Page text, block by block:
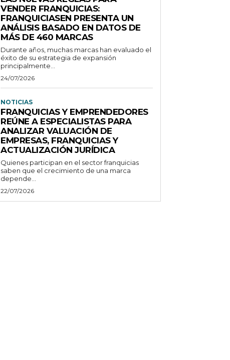
VENDER FRANQUICIAS:
FRANQUICIASEN PRESENTA UN
ANÁLISIS BASADO EN DATOS DE
MÁS DE 460 MARCAS
Durante años, muchas marcas han evaluado el
éxito de su estrategia de expansión
principalmente...
24/07/2026
NOTICIAS
FRANQUICIAS Y EMPRENDEDORES
REÚNE A ESPECIALISTAS PARA
ANALIZAR VALUACIÓN DE
EMPRESAS, FRANQUICIAS Y
ACTUALIZACIÓN JURÍDICA
Quienes participan en el sector franquicias
saben que el crecimiento de una marca
depende...
22/07/2026